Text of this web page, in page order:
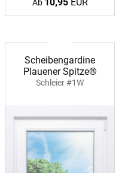
Ab
Scheibengardine
Plauener Spitze®
Schleier #1W